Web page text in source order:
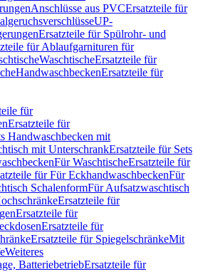
Anschlüsse aus PVCErsatzteile für
UP-
Ersatzteile für Spülrohr- und
für Ablaufgarnituren für
WaschtischeErsatzteile für
HandwaschbeckenErsatzteile für
für
Ersatzteile für
Handwaschbecken mit
mit UnterschrankErsatzteile für Sets
Für WaschtischeErsatzteile für
für Für EckhandwaschbeckenFür
SchalenformFür Aufsatzwaschtisch
Ersatzteile für
Ersatzteile für
Ersatzteile für
Ersatzteile für SpiegelschränkeMit
Weiteres
BatteriebetriebErsatzteile für